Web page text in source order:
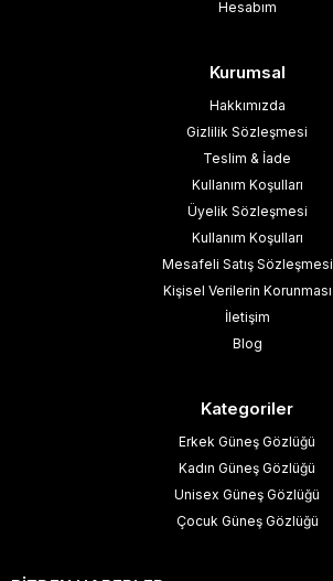
Hesabım
Kurumsal
Hakkımızda
Gizlilik Sözleşmesi
Teslim & İade
Kullanım Koşulları
Üyelik Sözleşmesi
Kullanım Koşulları
Mesafeli Satış Sözleşmesi
Kişisel Verilerin Korunması
İletişim
Blog
Kategoriler
Erkek Güneş Gözlüğü
Kadın Güneş Gözlüğü
Unisex Güneş Gözlüğü
Çocuk Güneş Gözlüğü